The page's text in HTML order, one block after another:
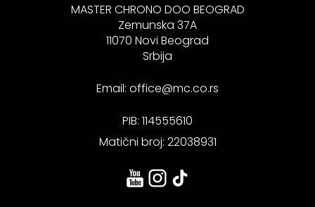
MASTER CHRONO DOO BEOGRAD
Zemunska 37A
11070 Novi Beograd
Srbija
Email: office@mc.co.rs
PIB: 114555610
Matični broj: 22038931